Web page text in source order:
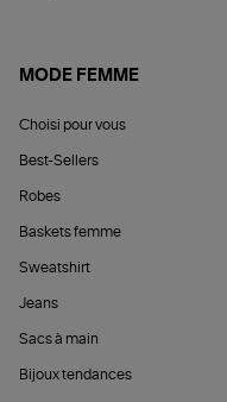
MODE FEMME
Choisi pour vous
Best-Sellers
Robes
Baskets femme
Sweatshirt
Jeans
Sacs à main
Bijoux tendances